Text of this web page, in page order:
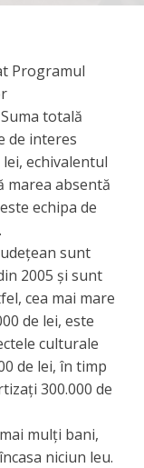
Programul
totală
de interes
echivalentul
marea absentă
echipa de
sunt
2005 și sunt
cea mai mare
de lei, este
culturale
de lei, în timp
300.000 de
mulți bani,
niciun leu.